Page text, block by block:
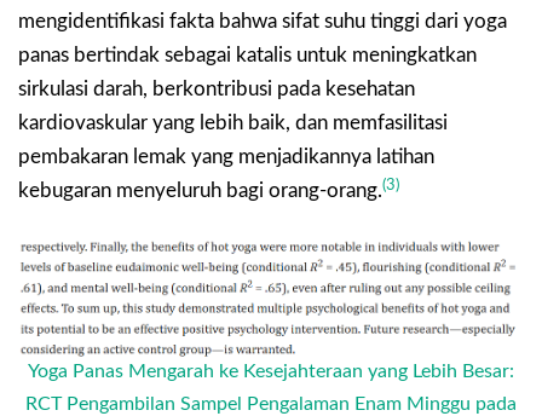
mengidentifikasi fakta bahwa sifat suhu tinggi dari yoga
panas bertindak sebagai katalis untuk meningkatkan
sirkulasi darah, berkontribusi pada kesehatan
kardiovaskular yang lebih baik, dan memfasilitasi
pembakaran lemak yang menjadikannya latihan
kebugaran menyeluruh bagi orang-orang.(3)
Yoga Panas Mengarah ke Kesejahteraan yang Lebih Besar:
RCT Pengambilan Sampel Pengalaman Enam Minggu pada